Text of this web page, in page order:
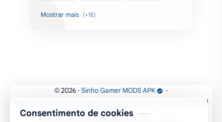
acarde esportes
luta educação
emuladores desenho
© 2026 ‧ Sinho Gamer MODS APK
‧
|
Mapa do Site
Consentimento de cookies